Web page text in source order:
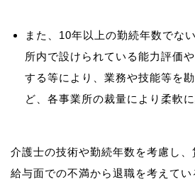
また、10年以上の勤続年数でな
所内で設けられている能力評価
する等により、業務や技能等を
ど、各事業所の裁量により柔軟
介護士の技術や勤続年数を考慮し、
給与面での不満から退職を考えて